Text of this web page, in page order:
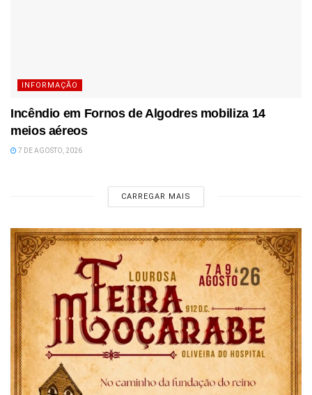
INFORMAÇÃO
Incêndio em Fornos de Algodres mobiliza 14
meios aéreos
7 DE AGOSTO, 2026
CARREGAR MAIS